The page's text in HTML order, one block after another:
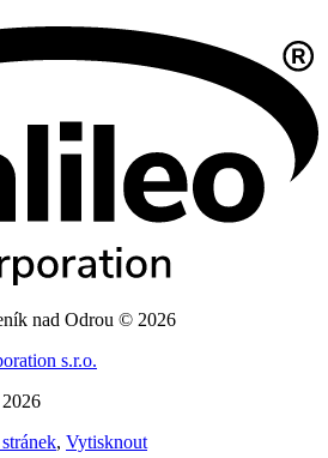
nad Odrou © 2026
s.r.o.
, Vytisknout